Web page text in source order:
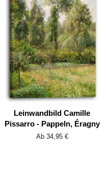
Leinwandbild Camille
Pissarro - Pappeln, Éragny
Ab 34,95 €